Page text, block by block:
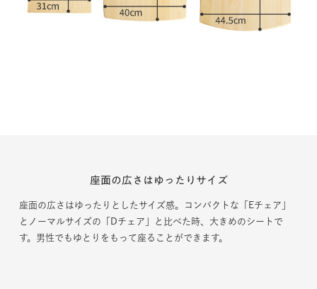
座面の広さはゆったりサイズ
座面の広さはゆったりとしたサイズ感。コンパクトな「Eチェア」
とノーマルサイズの「Dチェア」と比べた時、大きめのシートで
す。男性でもゆとりをもって座ることができます。